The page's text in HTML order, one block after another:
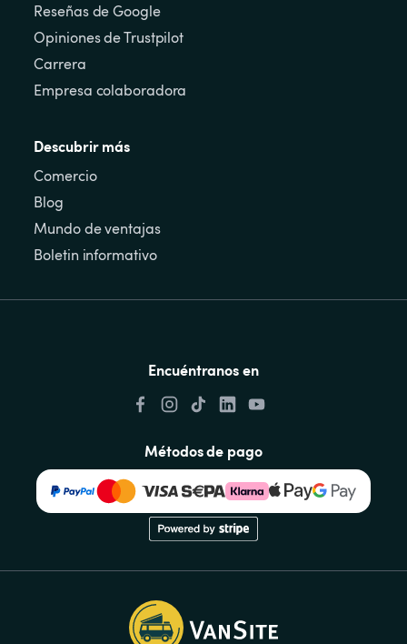
Reseñas de Google
Opiniones de Trustpilot
Carrera
Empresa colaboradora
Descubrir más
Comercio
Blog
Mundo de ventajas
Boletin informativo
Encuéntranos en
Métodos de pago